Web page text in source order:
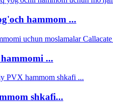
hammom ...
...
shkafi...